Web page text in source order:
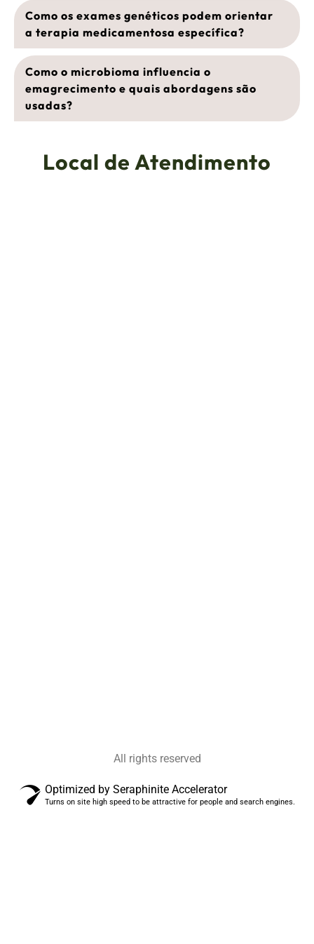
Como os exames genéticos podem orientar
a terapia medicamentosa específica?
Como o microbioma influencia o
emagrecimento e quais abordagens são
usadas?
Local de Atendimento
All rights reserved
Optimized by Seraphinite Accelerator
Turns on site high speed to be attractive for people and search engines.